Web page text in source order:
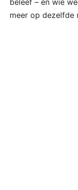
beleef – en wie
meer op dezelfde